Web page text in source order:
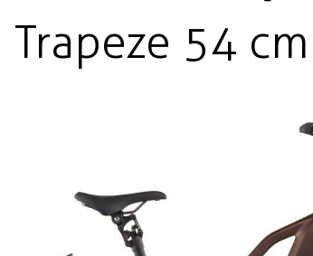
Trapeze 54 cm